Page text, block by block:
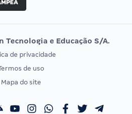
Vunesp
EXAME DE ORDEM
Calendário OAB
Tecnologia e Educação S/A.
de privacidade
de uso
Mapa do site